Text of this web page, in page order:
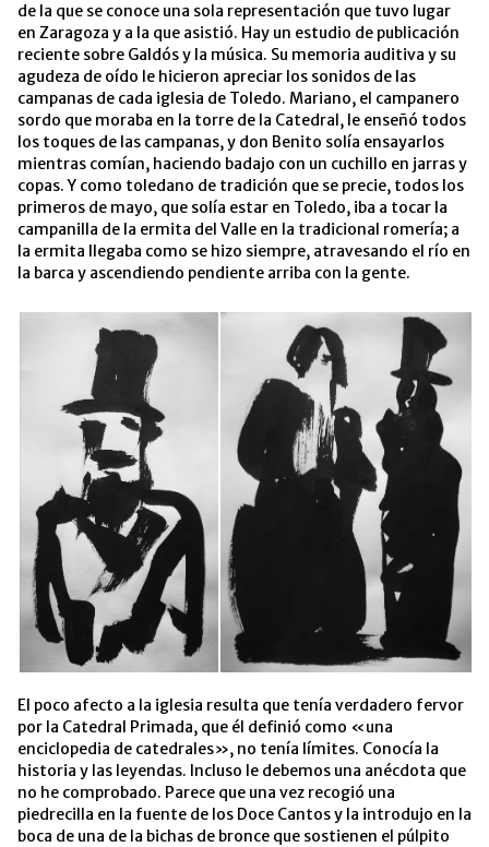
de la que se conoce una sola representación que tuvo lugar
en Zaragoza y a la que asistió. Hay un estudio de publicación
reciente sobre Galdós y la música. Su memoria auditiva y su
agudeza de oído le hicieron apreciar los sonidos de las
campanas de cada iglesia de Toledo. Mariano, el campanero
sordo que moraba en la torre de la Catedral, le enseñó todos
los toques de las campanas, y don Benito solía ensayarlos
mientras comían, haciendo badajo con un cuchillo en jarras y
copas. Y como toledano de tradición que se precie, todos los
primeros de mayo, que solía estar en Toledo, iba a tocar la
campanilla de la ermita del Valle en la tradicional romería; a
la ermita llegaba como se hizo siempre, atravesando el río en
la barca y ascendiendo pendiente arriba con la gente.
El poco afecto a la iglesia resulta que tenía verdadero fervor
por la Catedral Primada, que él definió como «una
enciclopedia de catedrales», no tenía límites. Conocía la
historia y las leyendas. Incluso le debemos una anécdota que
no he comprobado. Parece que una vez recogió una
piedrecilla en la fuente de los Doce Cantos y la introdujo en la
boca de una de la bichas de bronce que sostienen el púlpito